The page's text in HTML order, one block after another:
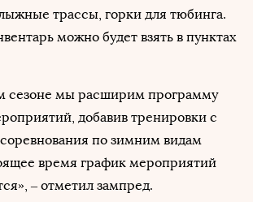
трассы, горки для тюбинга.
можно будет взять в пунктах
сезоне мы расширим программу
добавив тренировки с
по зимним видам
время график мероприятий
– отметил зампред.